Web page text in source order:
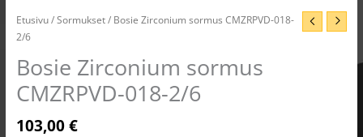
Etusivu/Sormukset/ Bosie Zirconium sormus CMZRPVD-018-
2/6
Bosie Zirconium sormus
CMZRPVD-018-2/6
103,00€